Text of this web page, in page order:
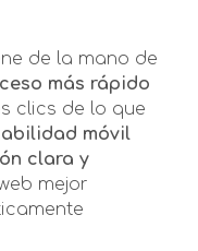
de la mano de
más rápido
clics de lo que
móvil
clara y
mejor